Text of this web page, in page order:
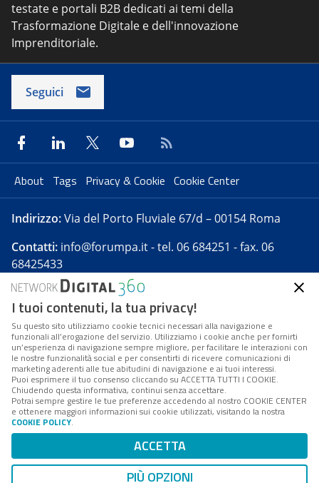
testate e portali B2B dedicati ai temi della
Trasformazione Digitale e dell'innovazione
Imprenditoriale.
Seguici
About Tags Privacy & Cookie Cookie Center
Indirizzo:Via del Porto Fluviale 67/d – 00154 Roma
Contatti: info@forumpa.it- tel. 06 684251 - fax. 06
68425433
Forumpa.itè una pubblicazione telematica iscritta
presso Registro della stampa del Tribunale di Roma -
Reg. n. 182 del 2 maggio 2008 - Direttore resp. Michela
Stentella
FPA s.r.l. è società soggetta a Direzione e
Coordinamento da parte di Digital360 S.p.A. - FPA s.r.l.
è un'azienda certificata per il sistema di management
Codice Fiscale/Partita IVA n. 10693191008 - R.E.A. Roma
n. 1249791. ISP AWS
Mappa del sito
I tuoi contenuti, la tua privacy!
Su questo sito utilizziamo cookie tecnici necessari alla navigazione e
funzionali all’erogazione del servizio. Utilizziamo i cookie anche per fornirti
un’esperienza di navigazione sempre migliore, per facilitare le interazioni con
le nostre funzionalità social e per consentirti di ricevere comunicazioni di
marketing aderenti alle tue abitudini di navigazione e ai tuoi interessi.
Puoi esprimere il tuo consenso cliccando su ACCETTA TUTTI I COOKIE.
Chiudendo questa informativa, continui senza accettare.
Potrai sempre gestire le tue preferenze accedendo al nostro COOKIE CENTER
e ottenere maggiori informazioni sui cookie utilizzati, visitando la nostra
COOKIE POLICY.
ACCETTA
PIÙ OPZIONI